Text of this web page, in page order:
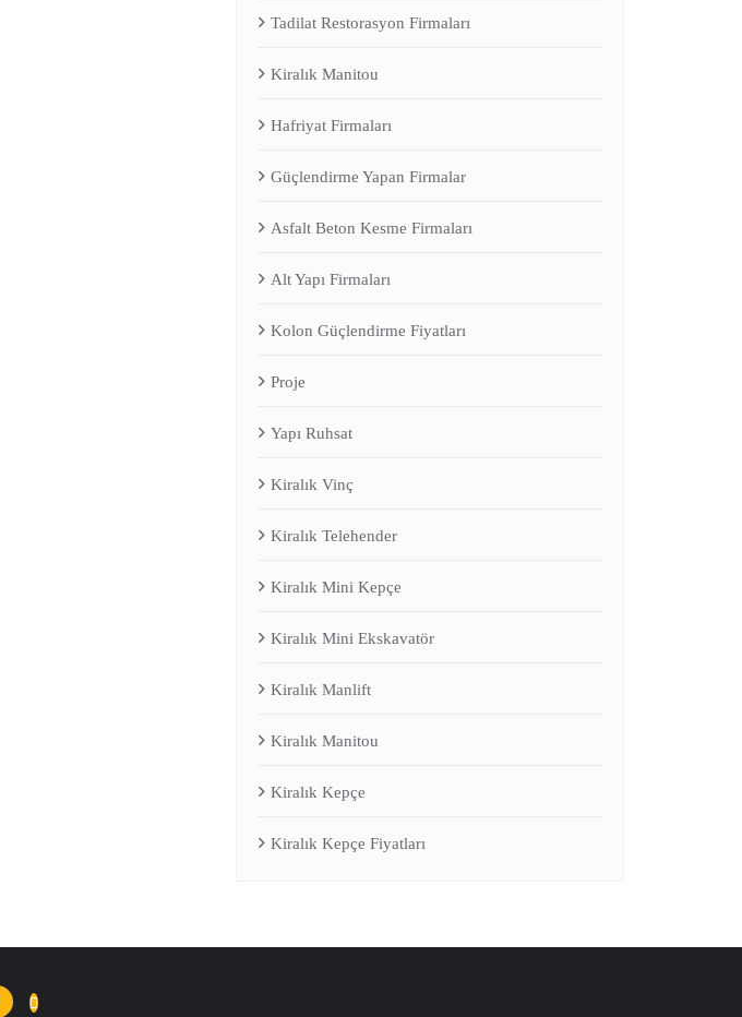
Tadilat Restorasyon Firmaları
Kiralık Manitou
Hafriyat Firmaları
Güçlendirme Yapan Firmalar
Asfalt Beton Kesme Firmaları
Alt Yapı Firmaları
Kolon Güçlendirme Fiyatları
Proje
Yapı Ruhsat
Kiralık Vinç
Kiralık Telehender
Kiralık Mini Kepçe
Kiralık Mini Ekskavatör
Kiralık Manlift
Kiralık Manitou
Kiralık Kepçe
Kiralık Kepçe Fiyatları